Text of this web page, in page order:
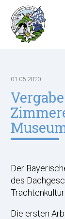
01.05.2020
Der
des
Die ersten